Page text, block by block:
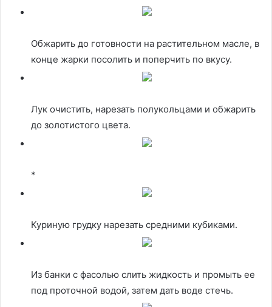
Обжарить до готовности на растительном масле, в
конце жарки посолить и поперчить по вкусу.
Лук очистить, нарезать полукольцами и обжарить
до золотистого цвета.
*
Куриную грудку нарезать средними кубиками.
Из банки с фасолью слить жидкость и промыть ее
под проточной водой, затем дать воде стечь.